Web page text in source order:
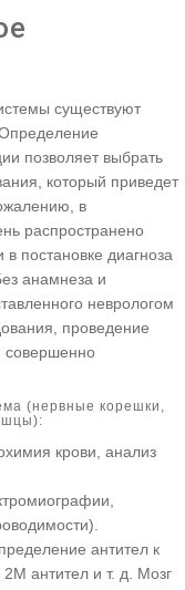
существуют
позволяет выбрать
который приведет
в
распространено
постановке диагноза
анамнеза и
неврологом
проведение
совершенно
(нервные корешки,
крови, анализ
антител к
антител и т. д. Мозг